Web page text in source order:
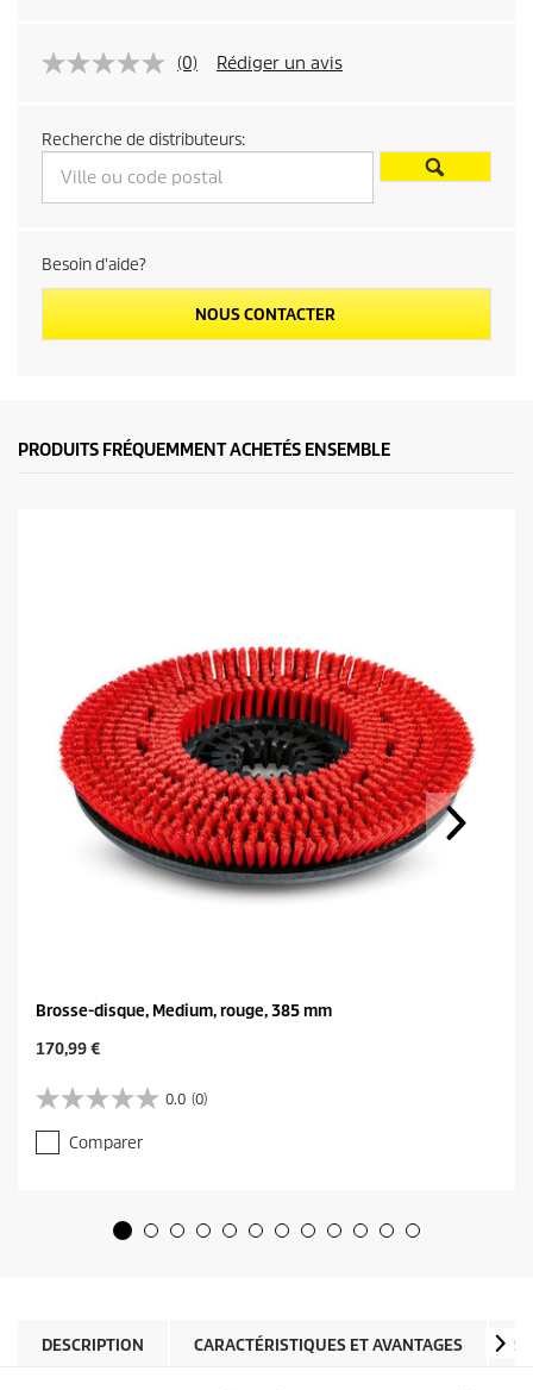
(0) Rédiger un avis
Recherche de distributeurs:
Besoin d'aide?
NOUS CONTACTER
PRODUITS FRÉQUEMMENT ACHETÉS ENSEMBLE
Brosse-disque, Medium, rouge, 385 mm
C
r
e
n
p
170,99 €
0.0 (0)
0
.
0
Comparer
DESCRIPTION CARACTÉRISTIQUES ET AVANTAGES